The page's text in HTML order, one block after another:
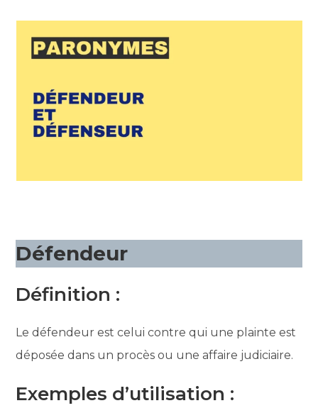
Défendeur
Définition :
Le défendeur est celui contre qui une plainte est
déposée dans un procès ou une affaire judiciaire.
Exemples d’utilisation :